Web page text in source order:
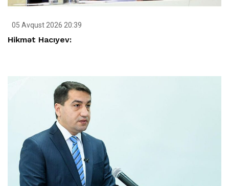
05 Avqust 2026 20:39
Hikmət Hacıyev: